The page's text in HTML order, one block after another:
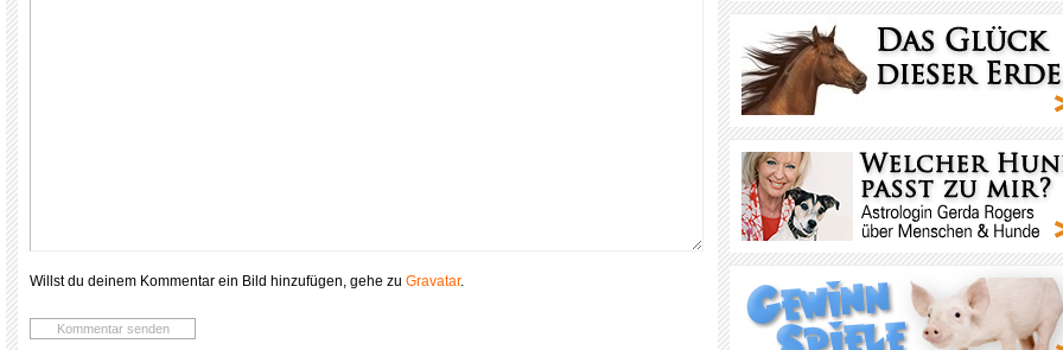
Willst du deinem Kommentar ein Bild hinzufügen, gehe zu Gravatar.